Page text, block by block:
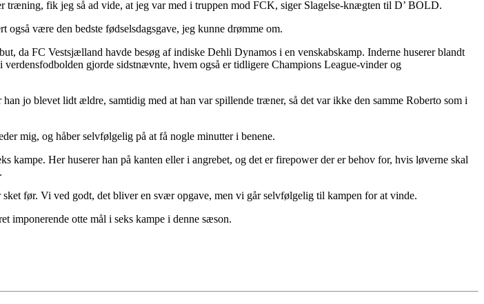
fik jeg så ad vide, at jeg var med i truppen mod FCK, siger Slagelse-knægten til D’ BOLD.
være den bedste fødselsdagsgave, jeg kunne drømme om.
da FC Vestsjælland havde besøg af indiske Dehli Dynamos i en venskabskamp. Inderne huserer blandt
gjorde sidstnævnte, hvem også er tidligere Champions League-vinder og
jo blevet lidt ældre, samtidig med at han var spillende træner, så det var ikke den samme Roberto som i
mig, og håber selvfølgelig på at få nogle minutter i benene.
Her huserer han på kanten eller i angrebet, og det er firepower der er behov for, hvis løverne skal
før. Vi ved godt, det bliver en svær opgave, men vi går selvfølgelig til kampen for at vinde.
imponerende otte mål i seks kampe i denne sæson.